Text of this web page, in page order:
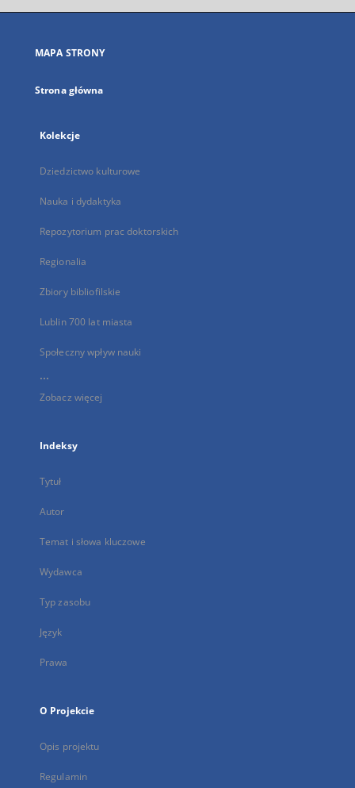
się
karcie
MAPA STRONY
Strona główna
Kolekcje
Dziedzictwo kulturowe
Nauka i dydaktyka
Repozytorium prac doktorskich
Regionalia
Zbiory bibliofilskie
Lublin 700 lat miasta
Społeczny wpływ nauki
...
Zobacz więcej
Indeksy
Tytuł
Autor
Temat i słowa kluczowe
Wydawca
Typ zasobu
Język
Prawa
O Projekcie
Opis projektu
Regulamin